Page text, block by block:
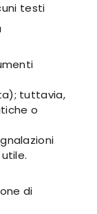
testi
tuttavia,
o
di